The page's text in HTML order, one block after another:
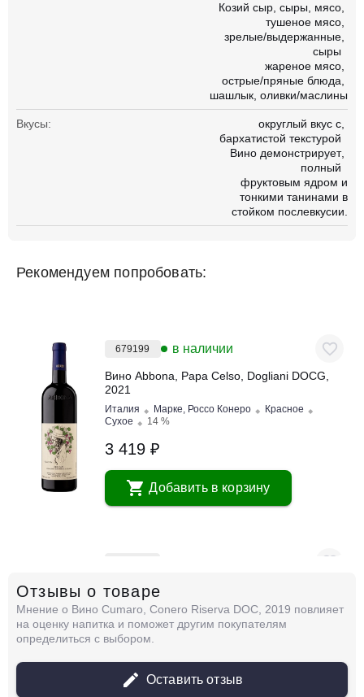
Козий сыр сыры
мясо
тушеное мясо
зрелые/выдержанные
сыры
жареное мясо
острые/пряные блюда
шашлык оливки/маслины
Вкусы:
округлый вкус с
бархатистой текстурой
Вино демонстрирует
полный
фруктовым ядром и
тонкими танинами в
стойком послевкусии.
Рекомендуем попробовать:
679199 в наличии
Вино Abbona, Papa Celso, Dogliani DOCG,
2021
Италия Марке, Россо Конеро
Красное
Сухое
14 %
3 419 ₽
Добавить в корзину
Вино Abbona, San Luigi, Dogliani DOCG,
2021
Италия Марке, Россо Конеро
Красное
Сухое
14 %
2 609 ₽
Отзывы о товаре
Оставить отзыв
Мнение о Вино Cumaro, Conero Riserva DOC, 2019 повлияет
на оценку напитка и поможет другим покупателям
определиться с выбором.